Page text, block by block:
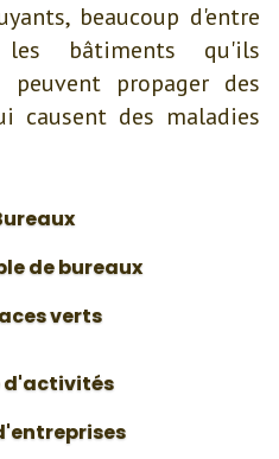
beaucoup d'entre
les bâtiments qu'ils
propager des
causent des maladies
de bureaux
verts
d'activités